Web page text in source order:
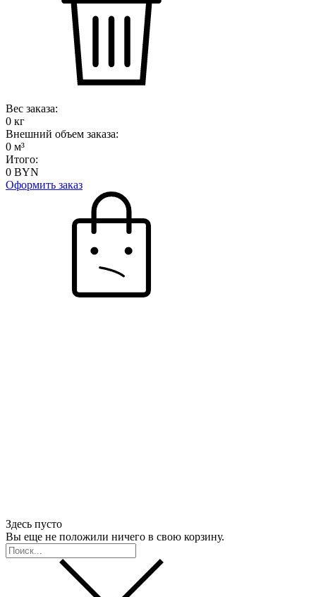
Вес заказа:
0 кг
Внешний объем заказа:
0 м³
Итого:
0 BYN
Оформить заказ
Здесь пусто
Вы еще не положили ничего в свою корзину.